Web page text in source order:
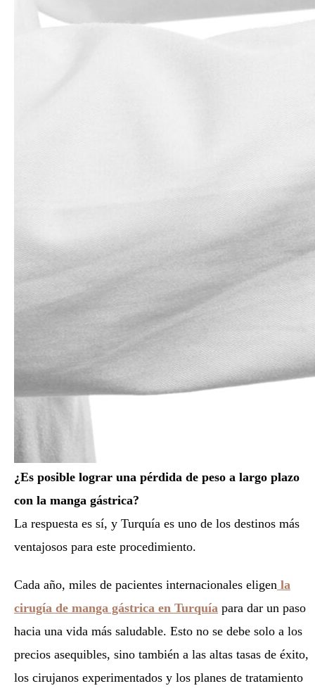
¿Es posible lograr una pérdida de peso a largo plazo
con la manga gástrica?
La respuesta es sí, y Turquía es uno de los destinos más
ventajosos para este procedimiento.
Cada año, miles de pacientes internacionales eligen la
cirugía de manga gástrica en Turquía para dar un paso
hacia una vida más saludable. Esto no se debe solo a los
precios asequibles, sino también a las altas tasas de éxito,
los cirujanos experimentados y los planes de tratamiento